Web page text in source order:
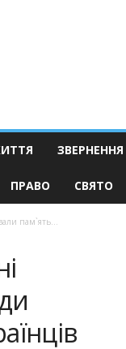
ЗВЕРНЕННЯ
ПРАВО СВЯТО
пам`ять...